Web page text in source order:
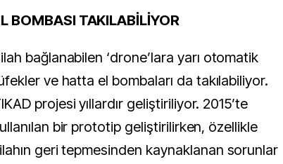
BOMBASI TAKILABİLİYOR
bağlanabilen ‘drone’lara yarı otomatik
ve hatta el bombaları da takılabiliyor.
projesi yıllardır geliştiriliyor. 2015’te
bir prototip geliştirilirken, özellikle
geri tepmesinden kaynaklanan sorunlar